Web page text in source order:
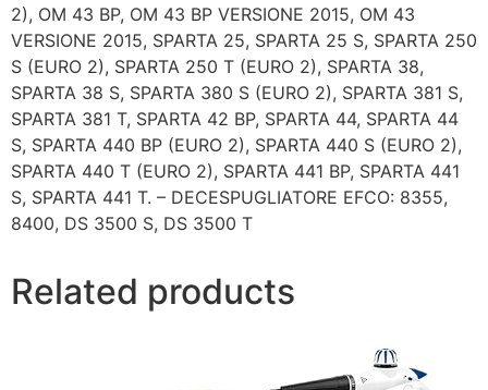
2), OM 43 BP, OM 43 BP VERSIONE 2015, OM 43
VERSIONE 2015, SPARTA 25, SPARTA 25 S, SPARTA 250
S (EURO 2), SPARTA 250 T (EURO 2), SPARTA 38,
SPARTA 38 S, SPARTA 380 S (EURO 2), SPARTA 381 S,
SPARTA 381 T, SPARTA 42 BP, SPARTA 44, SPARTA 44
S, SPARTA 440 BP (EURO 2), SPARTA 440 S (EURO 2),
SPARTA 440 T (EURO 2), SPARTA 441 BP, SPARTA 441
S, SPARTA 441 T. – DECESPUGLIATORE EFCO: 8355,
8400, DS 3500 S, DS 3500 T
Related products